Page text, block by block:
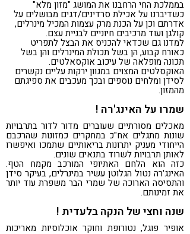
בממלכת החי הרחבנו את המושג "מזון מלא"
כשדיברנו על אכילת סרדינים/דגים מבושלים על
אדרתם וכן על הכנת מרק עצמות המכיל מינרלים,
קולגן ועוד מרכיבים חיוניים לבניית עצם.
למדנו גם שכדאי להכניס את הבצל לתפריט
כאורח קבוע, הן בשל תכולת המינרלים והן בשל
תכונה מופלאה של עיכוב אוקסאלטים.
האוקסלטים המצוים במגוון ירקות עליים נקשרים
לסידן ומלחים נוספים ובכך מעכבים את ספיגתם
מהמזון.
שמרו על האינג'רה !
מאכלים מסורתיים שעוברים מדור לדור בתרבויות
שונות מתגלים אח"כ במחקרים כמזונות שהרכבם
הייחודי מעניק יתרונות בריאותיים שתמכו ואיפשרו
לאותן תרבויות לשרוד בתנאים שונים.
כזה הוא הלחם האתיופי המורכב מקמח הטף.
האינג'רה נטול הגלוטן עשיר במינרלים, בעיקר סידן
והתסיסה הארוכה של שמרי הבר משפרת עוד יותר
את זמינותם.
שנה וחצי של הנקה בלעדית !
אופיר פוגל, נטורופת וחוקר אוכלוסיות מאריכות